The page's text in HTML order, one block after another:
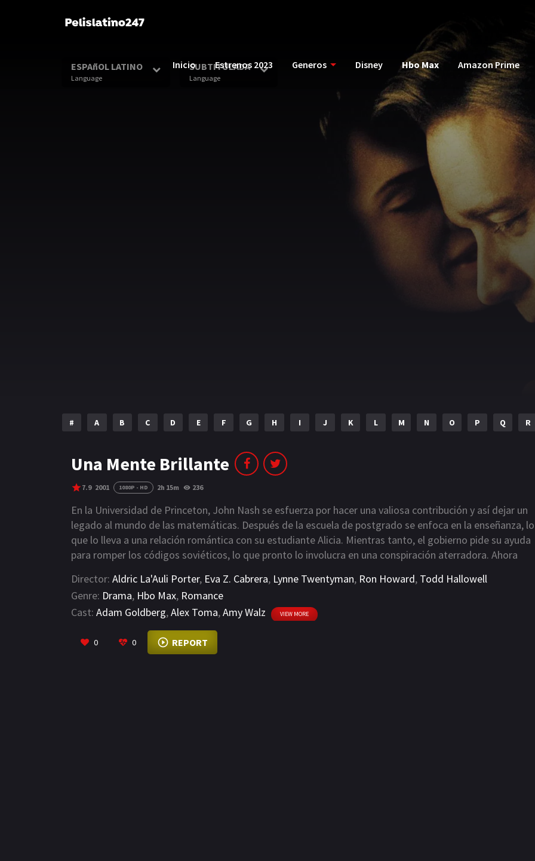
Inicio Estrenos 2023 Generos Disney Hbo Max Amazon Prime
ESPAñOL LATINO
Language
SUBTITULADA
Language
# A B C D E F G H I J K L M N O P Q R
Una Mente Brillante
7.9 2001 1080P - HD 2h 15m 236
En la Universidad de Princeton, John Nash se esfuerza por hacer una valiosa contribución y así dejar un
legado al mundo de las matemáticas. Después de la escuela de postgrado se enfoca en la enseñanza, lo
que lo lleva a una relación romántica con su estudiante Alicia. Mientras tanto, el gobierno pide su ayuda
para romper los códigos soviéticos, lo que pronto lo involucra en una conspiración aterradora. Ahora
matemático que hoy conocemos.
Director: Aldric La'Auli Porter, Eva Z. Cabrera, Lynne Twentyman, Ron Howard, Todd Hallowell
Genre: Drama, Hbo Max, Romance
Cast: Adam Goldberg,Alex Toma,Amy Walz VIEW MORE
0 0 REPORT